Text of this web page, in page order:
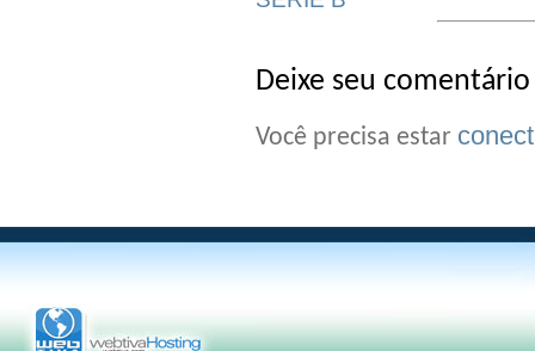
Deixe seu comentário
Você precisa estar